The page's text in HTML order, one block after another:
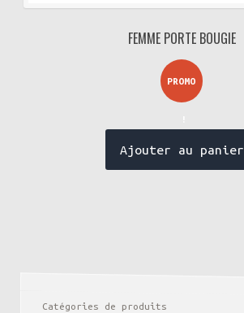
FEMME PORTE BOUGIE
PROMO
Ajouter au panier
Catégories de produits